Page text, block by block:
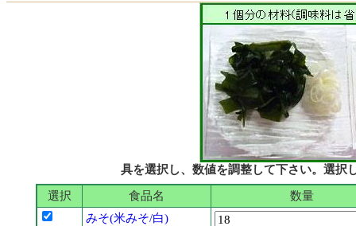
具を選択し、数値を調整して下さい。選択
選択 食品名
数量
みそ(米みそ/白)